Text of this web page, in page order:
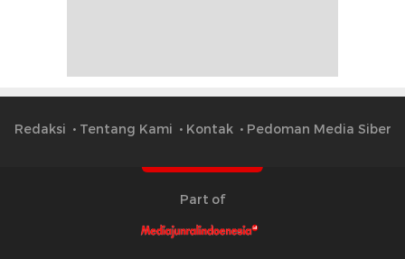
Redaksi Tentang Kami Kontak Pedoman Media Siber
Part of